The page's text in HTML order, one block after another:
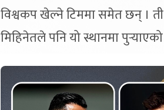
विश्वकप खेल्ने टिममा समेत छन् ।
मिहिनेतले पनि यो स्थानमा पुर्‍याएको